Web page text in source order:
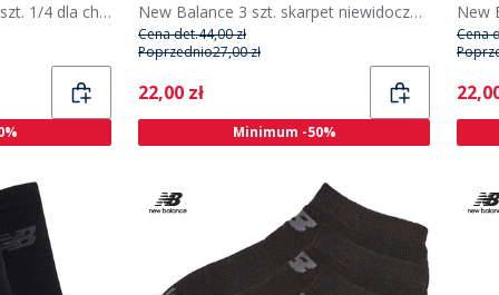
New Balance Skarpety 3 szt. 1/4 dla chłopca kolor czarny
New Balance 3 szt. skarpet niewidocznych kolor czarny
Cena det.44,00 zł
Poprzednio27,00 zł
Current
22,00 zł
Minimum -50%
Cena